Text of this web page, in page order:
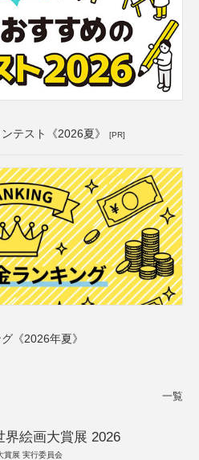
テスト《2026夏》 [PR]
《2026年夏》
一覧
界絵画大賞展 2026
賞展 実行委員会